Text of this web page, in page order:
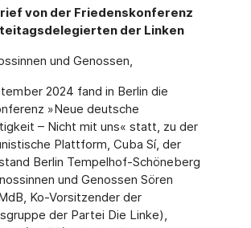
von der Friedenskonferenz
der Linken
und Genossen,
2024 fand in Berlin die
»Neue deutsche
– Nicht mit uns« statt, zu der
Plattform, Cuba Sí, der
Berlin Tempelhof-Schöneberg
und Genossen Sören
Ko-Vorsitzender der
der Partei Die Linke),